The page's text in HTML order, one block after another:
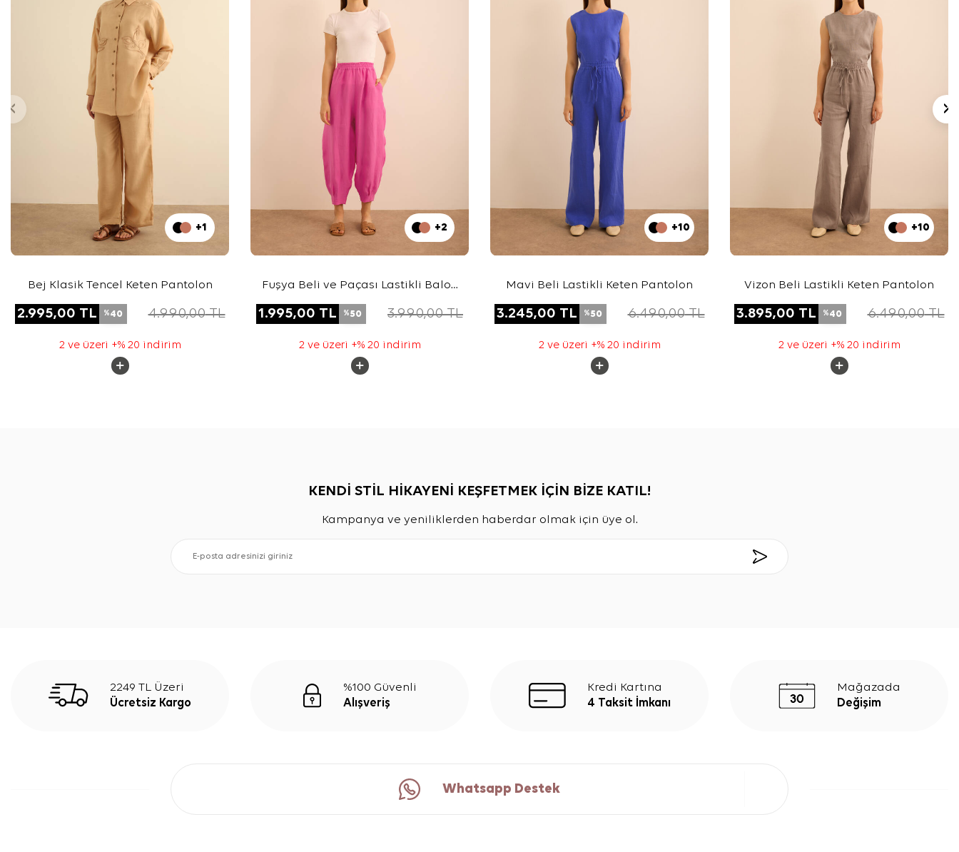
+1
Bej Klasik Tencel Keten Pantolon
2.995,00 TL %40 4.990,00TL
2 ve üzeri +% 20 indirim
+2
Fuşya Beli ve Paçası Lastikli Balon
1.995,00 TL %50 3.990,00TL
2 ve üzeri +% 20 indirim
+10
Mavi Beli Lastikli Keten Pantolon
3.245,00 TL %50 6.490,00TL
2 ve üzeri +% 20 indirim
+10
Vizon Beli Lastikli Keten Pantolon
3.895,00 TL %40 6.490,00TL
2 ve üzeri +% 20 indirim
KENDİ STİL HİKAYENİ KEŞFETMEK İÇİN BİZE KATIL!
Kampanya ve yeniliklerden haberdar olmak için üye ol.
2249 TL Üzeri
Ücretsiz Kargo
%100 Güvenli
Alışveriş
Kredi Kartına
4 Taksit İmkanı
Mağazada
Değişim
Whatsapp Destek